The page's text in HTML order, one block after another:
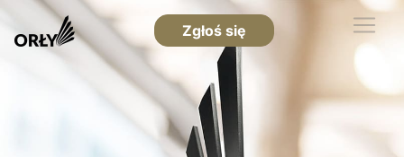
Zgłoś się